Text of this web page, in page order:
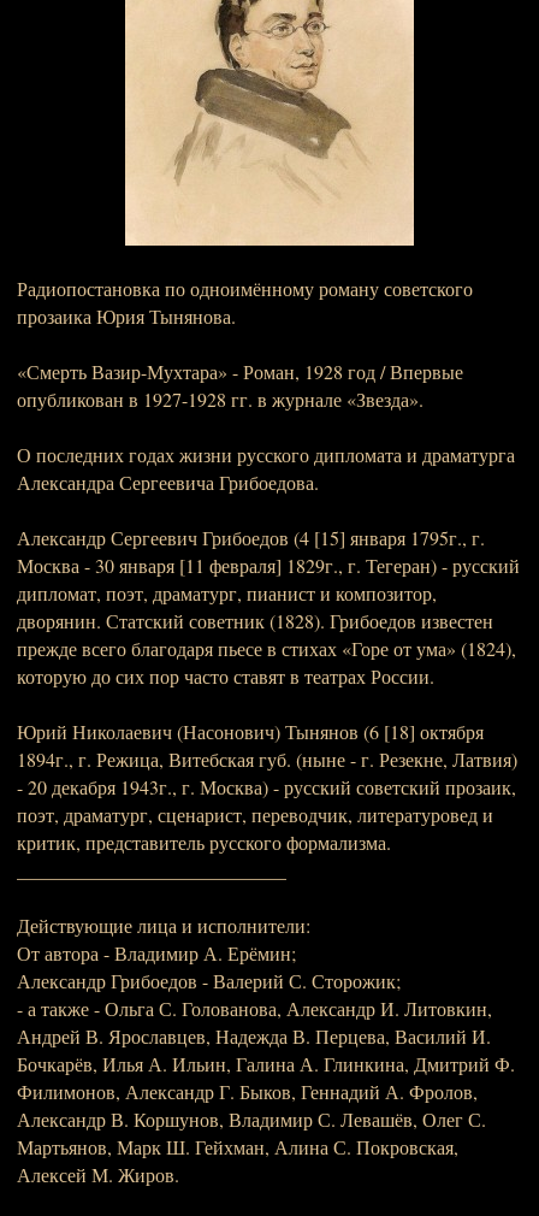
Радиопостановка по одноимённому роману советского
прозаика Юрия Тынянова.
«Смерть Вазир-Мухтара» - Роман, 1928 год / Впервые
опубликован в 1927-1928 гг. в журнале «Звезда».
О последних годах жизни русского дипломата и драматурга
Александра Сергеевича Грибоедова.
Александр Сергеевич Грибоедов (4 [15] января 1795г., г.
Москва - 30 января [11 февраля] 1829г., г. Тегеран) - русский
дипломат, поэт, драматург, пианист и композитор,
дворянин. Статский советник (1828). Грибоедов известен
прежде всего благодаря пьесе в стихах «Горе от ума» (1824),
которую до сих пор часто ставят в театрах России.
Юрий Николаевич (Насонович) Тынянов (6 [18] октября
1894г., г. Режица, Витебская губ. (ныне - г. Резекне, Латвия)
- 20 декабря 1943г., г. Москва) - русский советский прозаик,
поэт, драматург, сценарист, переводчик, литературовед и
критик, представитель русского формализма.
Действующие лица и исполнители:
От автора - Владимир А. Ерёмин;
Александр Грибоедов - Валерий С. Сторожик;
- а также - Ольга С. Голованова, Александр И. Литовкин,
Андрей В. Ярославцев, Надежда В. Перцева, Василий И.
Бочкарёв, Илья А. Ильин, Галина А. Глинкина, Дмитрий Ф.
Филимонов, Александр Г. Быков, Геннадий А. Фролов,
Александр В. Коршунов, Владимир С. Левашёв, Олег С.
Мартьянов, Марк Ш. Гейхман, Алина С. Покровская,
Алексей М. Жиров.